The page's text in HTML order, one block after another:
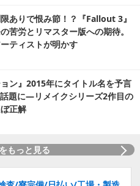
ありで恨み節！？『Fallout 3』
苦労とリマスター版への期待。
ティストが明かす
ョン』2015年にタイトル名を予言
題に―リメイクシリーズ2作目の
正解
もっと見る